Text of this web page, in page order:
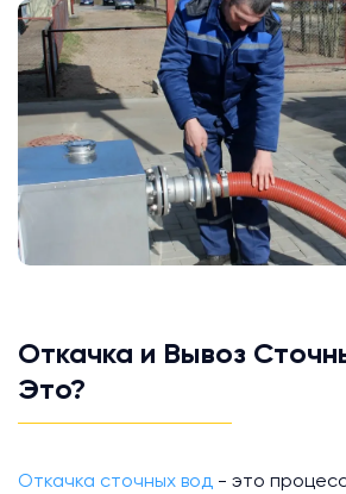
Откачка и Вывоз
Это?
Откачка сточных вод - это